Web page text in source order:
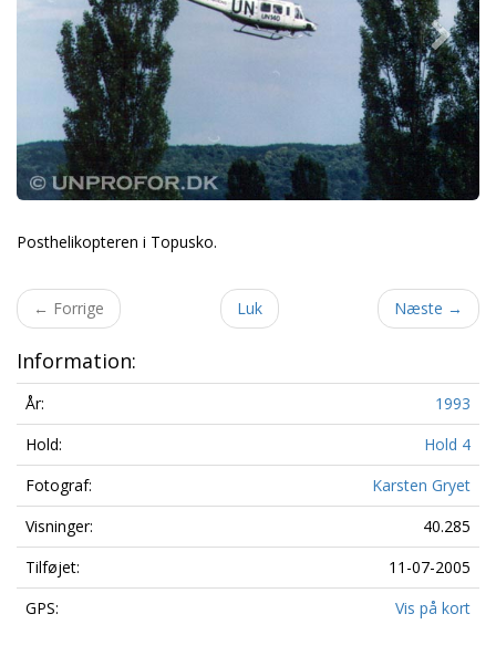
Posthelikopteren i Topusko.
← Forrige Luk Næste →
Information:
År:
1993
Hold:
Hold 4
Fotograf:
Karsten Gryet
Visninger:
40.285
Tilføjet:
11-07-2005
GPS:
Vis på kort